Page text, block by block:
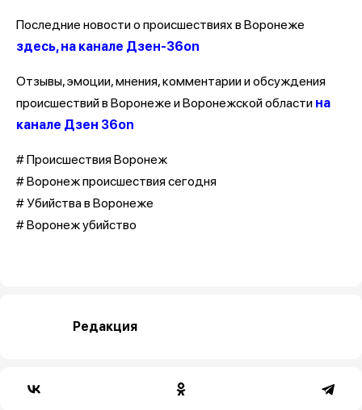
Последние новости о происшествиях в Воронеже
здесь, на канале Дзен-36on
Отзывы, эмоции, мнения, комментарии и обсуждения
происшествий в Воронеже и Воронежской области на
канале Дзен 36on
# Происшествия Воронеж
# Воронеж происшествия сегодня
# Убийства в Воронеже
# Воронеж убийство
Редакция